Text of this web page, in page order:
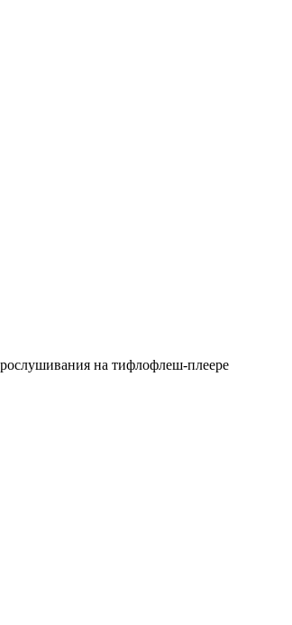
на тифлофлеш-плеере